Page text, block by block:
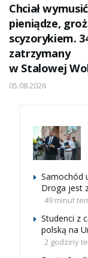
Chciał wymusić
pieniądze,
scyzorykiem.
zatrzymany
w Stalowej
05.08.2026
Samochód
Droga jest
49 minut
Studenci z
polską na
2 godziny